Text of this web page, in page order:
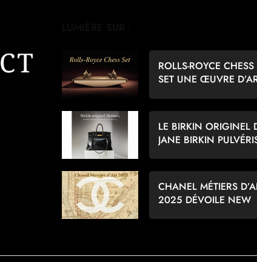
ROLLS-ROYCE CHESS
SET UNE ŒUVRE
LE BIRKIN ORIGINEL
JANE BIRKIN
CHANEL MÉTIERS
2025 DÉVOILE NEW